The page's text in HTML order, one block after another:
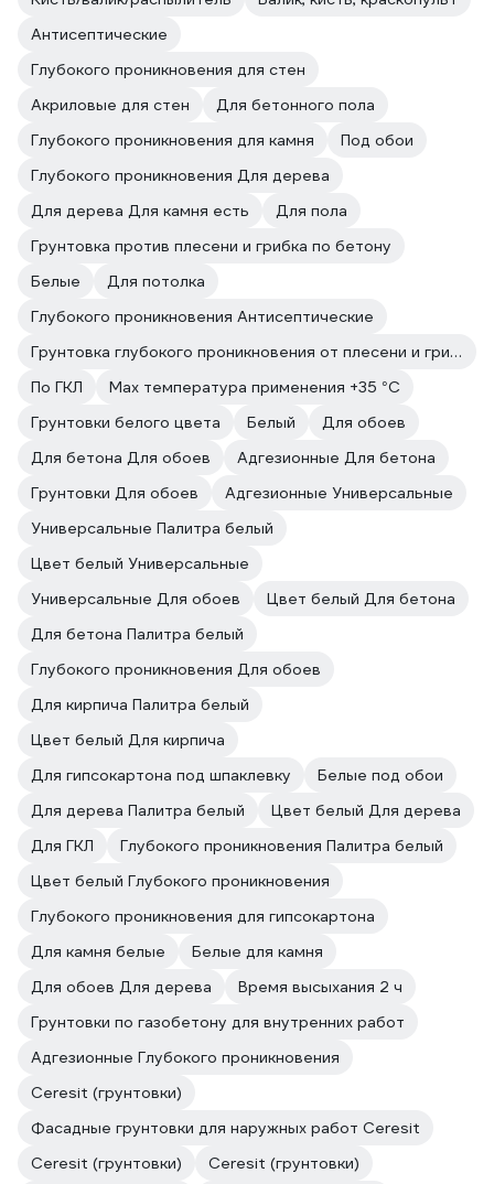
Антисептические
Глубокого проникновения для стен
Акриловые для стен
Для бетонного пола
Глубокого проникновения для камня
Под обои
Глубокого проникновения Для дерева
Для дерева Для камня есть
Для пола
Грунтовка против плесени и грибка по бетону
Белые
Для потолка
Глубокого проникновения Антисептические
Грунтовка глубокого проникновения от плесени и грибка
По ГКЛ
Max температура применения +35 °С
Грунтовки белого цвета
Белый
Для обоев
Для бетона Для обоев
Адгезионные Для бетона
Грунтовки Для обоев
Адгезионные Универсальные
Универсальные Палитра белый
Цвет белый Универсальные
Универсальные Для обоев
Цвет белый Для бетона
Для бетона Палитра белый
Глубокого проникновения Для обоев
Для кирпича Палитра белый
Цвет белый Для кирпича
Для гипсокартона под шпаклевку
Белые под обои
Для дерева Палитра белый
Цвет белый Для дерева
Для ГКЛ
Глубокого проникновения Палитра белый
Цвет белый Глубокого проникновения
Глубокого проникновения для гипсокартона
Для камня белые
Белые для камня
Для обоев Для дерева
Время высыхания 2 ч
Грунтовки по газобетону для внутренних работ
Адгезионные Глубокого проникновения
Ceresit (грунтовки)
Фасадные грунтовки для наружных работ Ceresit
Ceresit (грунтовки)
Ceresit (грунтовки)